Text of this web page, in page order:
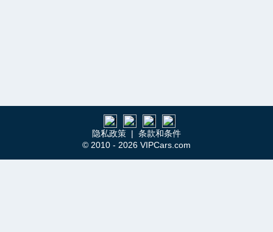
隐私政策 | 条款和条件
© 2010 - 2026 VIPCars.com